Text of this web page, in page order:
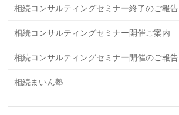
相続コンサルティングセミナー終了のご報告
相続コンサルティングセミナー開催ご案内
相続コンサルティングセミナー開催のご報告
相続まいん塾